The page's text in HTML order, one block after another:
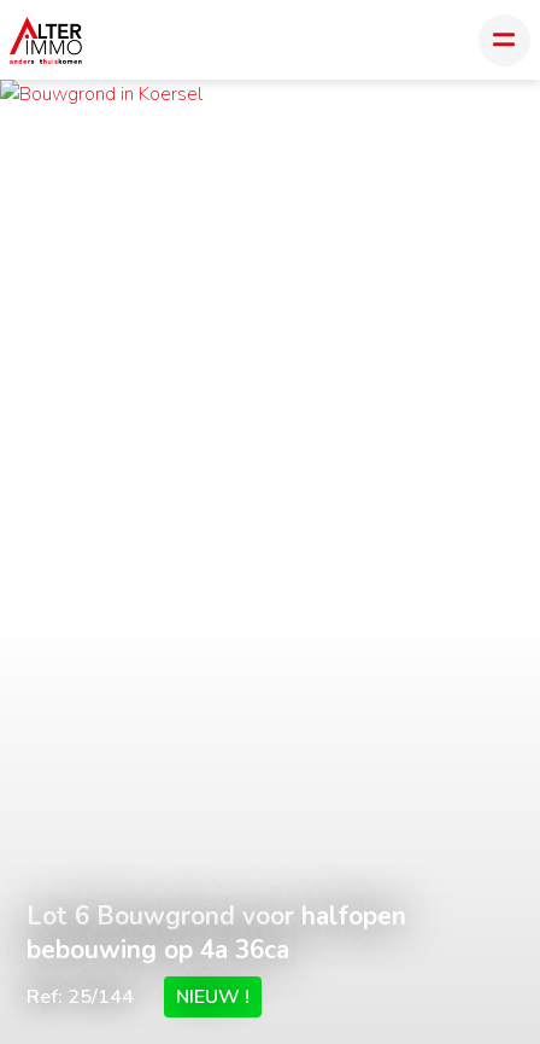
Lot 6 Bouwgrond voor halfopen
bebouwing op 4a 36ca
Ref: 25/144 NIEUW !